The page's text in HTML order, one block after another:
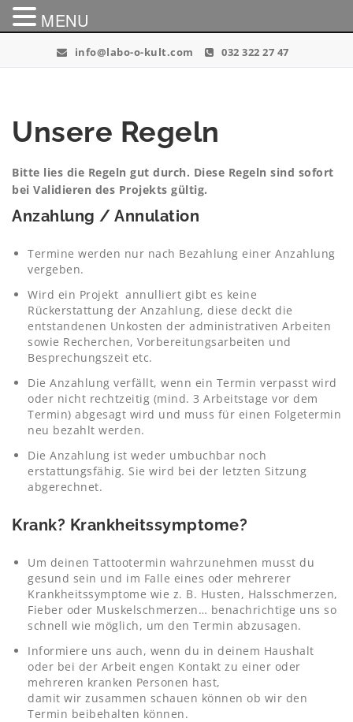
content
info@labo-o-kult.com 032 322 27 47
Unsere Regeln
Bitte lies die Regeln gut durch. Diese Regeln sind sofort
bei Validieren des Projekts gültig.
Anzahlung / Annulation
Termine werden nur nach Bezahlung einer Anzahlung
vergeben.
Wird ein Projekt annulliert gibt es keine
Rückerstattung der Anzahlung, diese deckt die
entstandenen Unkosten der administrativen Arbeiten
sowie Recherchen, Vorbereitungsarbeiten und
Besprechungszeit etc.
Die Anzahlung verfällt, wenn ein Termin verpasst wird
oder nicht rechtzeitig (mind. 3 Arbeitstage vor dem
Termin) abgesagt wird und muss für einen Folgetermin
neu bezahlt werden.
Die Anzahlung ist weder umbuchbar noch
erstattungsfähig. Sie wird bei der letzten Sitzung
abgerechnet.
Krank? Krankheitssymptome?
Um deinen Tattootermin wahrzunehmen musst du
gesund sein und im Falle eines oder mehrerer
Krankheitssymptome wie z. B. Husten, Halsschmerzen,
Fieber oder Muskelschmerzen… benachrichtige uns so
schnell wie möglich, um den Termin abzusagen.
Informiere uns auch, wenn du in deinem Haushalt
oder bei der Arbeit engen Kontakt zu einer oder
mehreren kranken Personen hast,
damit wir zusammen schauen können ob wir den
Termin beibehalten können.
MENU